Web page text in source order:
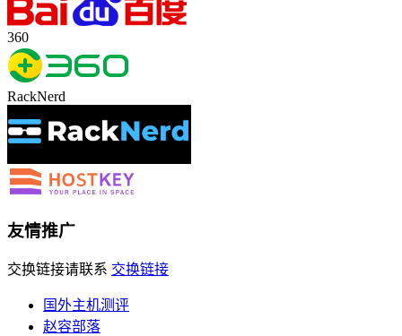
360
RackNerd
友情推广
交换链接请联系 交换链接
国外主机测评
赵容部落